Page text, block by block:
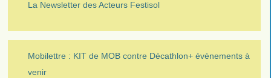
La Newsletter des Acteurs Festisol
Mobilettre : KIT de MOB contre Décathlon+ évènements à
venir